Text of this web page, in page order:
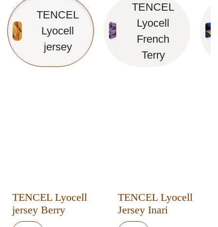
TENCEL
Lyocell
jersey
TENCEL
Lyocell
French
Terry
TENCEL Lyocell
jersey Berry
TENCEL Lyocell
Jersey Inari